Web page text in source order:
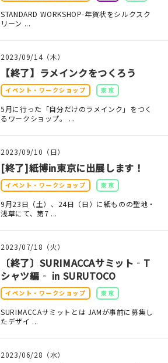
STANDARD WORKSHOP-年賀状をシルクスク
リーン ...
2023/09/14（木）
【終了】ラメインクをつくろう
イベント・ワークショップ 東京
5月に行った「自分だけのラメインク」をつく
るワークショップ。 ...
2023/09/10（日）
[終了]紙博in東京に出展します！
イベント・ワークショップ 東京
9月23日（土）、24日（日）に紙ものの聖地・
浅草にて、第7 ...
2023/07/18（火）
〔終了〕SURIMACCAサミット‐T
シャツ編‐ in SURUTOCO
イベント・ワークショップ 東京
SURIMACCAサミットとは JAMが事前に募集し
たデザイ ...
2023/06/28（水）